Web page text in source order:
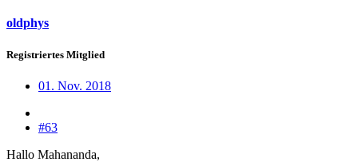
oldphys
Registriertes Mitglied
01. Nov. 2018
#63
Hallo Mahananda,